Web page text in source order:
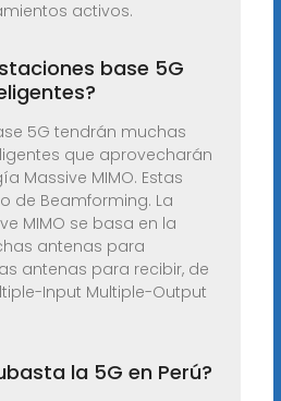
activos.
base 5G
5G tendrán muchas
que aprovecharán
Massive MIMO. Estas
de Beamforming. La
MIMO se basa en la
antenas para
antenas para recibir, de
Input Multiple-Output
la 5G en Perú?